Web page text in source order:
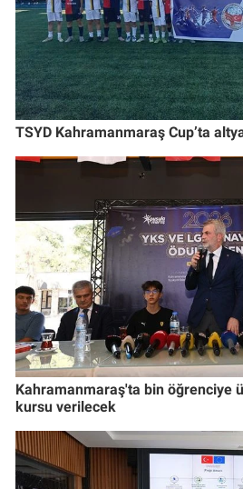
TSYD Kahramanmaraş Cup’ta
Kahramanmaraş'ta bin öğrenciye
kursu verilecek